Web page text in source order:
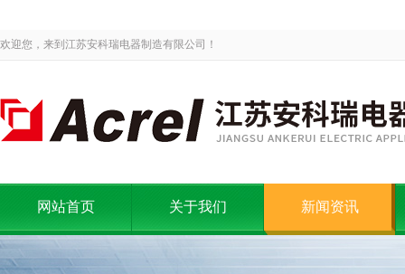
欢迎您，来到江苏安科瑞电器制造有限公司！
网站首页 关于我们 新闻资讯